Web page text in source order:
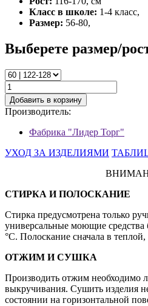
Класс в школе: 1-4 класс,
Размер: 56-80,
Выберете размер/
Добавить в корзину
Производитель:
Фабрика "Лидер Торг"
УХОД ЗА ИЗДЕЛИЯМИ
СТИРКА И ПОЛОСКАНИЕ
Стирка предусмотрена только
универсальные моющие средства
°С. Полоскание сначала в
ОТЖИМ И СУШКА
Производить отжим необходимо
выкручивания. Сушить изделия
состоянии на горизонтальной